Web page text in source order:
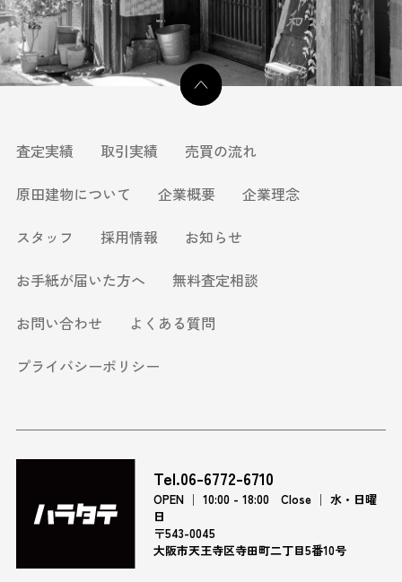
Tel.06-6772-6710
OPEN │ 10:00 - 18:00 Close │ 水・日曜
日
〒543-0045
大阪市天王寺区寺田町二丁目5番10号
査定実績 取引実績
売買の流れ
原田建物について
企業概要
企業理念
スタッフ
採用情報
お知らせ
お手紙が届いた方へ
無料査定相談
お問い合わせ
よくある質問
プライバシーポリシー